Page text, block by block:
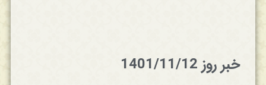
خبر روز 1401/11/12